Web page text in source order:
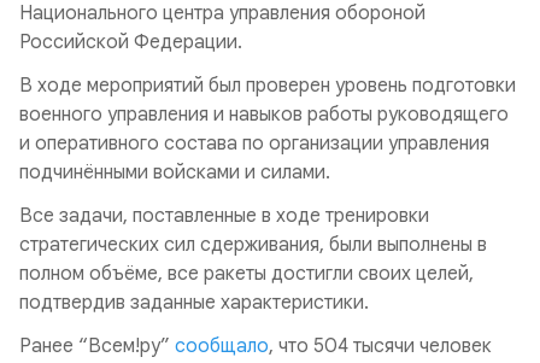
Национального центра управления обороной
Российской Федерации.
В ходе мероприятий был проверен уровень подготовки
военного управления и навыков работы руководящего
и оперативного состава по организации управления
подчинёнными войсками и силами.
Все задачи, поставленные в ходе тренировки
стратегических сил сдерживания, были выполнены в
полном объёме, все ракеты достигли своих целей,
подтвердив заданные характеристики.
Ранее “Всем!ру” сообщало, что 504 тысячи человек